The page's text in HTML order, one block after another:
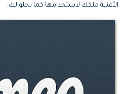
الأغنية ملكك لاستخدامها كما يحلو لك.